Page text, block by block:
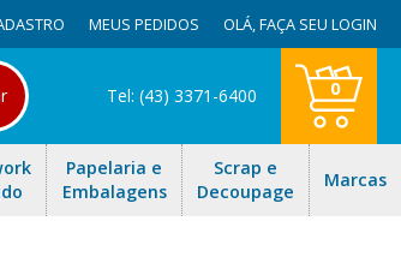
MEUS PEDIDOS OLÁ,FAÇA SEU LOGIN
Tel: (43) 3371-6400 0
Papelaria e
Embalagens
Scrap e
Decoupage
Marcas